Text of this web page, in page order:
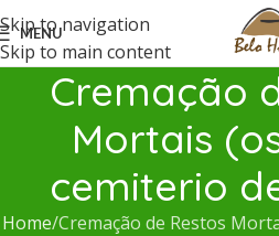
Skip to navigation
Skip to main content
MENU
Cremação
Mortais
cemiterio
Home Cremação de Restos